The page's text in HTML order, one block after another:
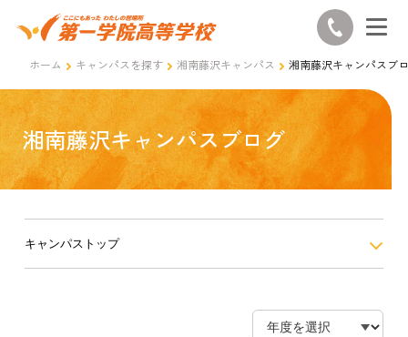
ホーム キャンパスを探す 湘南藤沢キャンパス 湘南藤沢キャンパスブ
湘南藤沢キャンパスブログ
キャンパストップ